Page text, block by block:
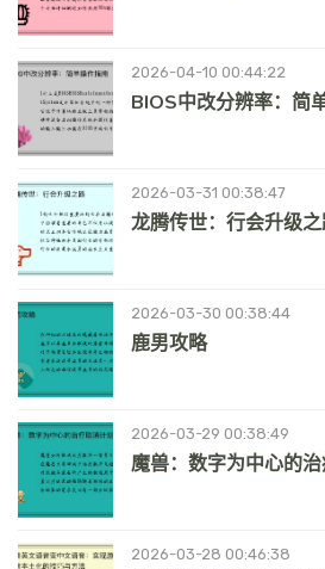
2026-04-10 00:44:22
BIOS中改分辨率：简
2026-03-31 00:38:47
龙腾传世：行会升级
2026-03-30 00:38:44
鹿男攻略
2026-03-29 00:38:49
魔兽：数字为中心的
2026-03-28 00:46:38